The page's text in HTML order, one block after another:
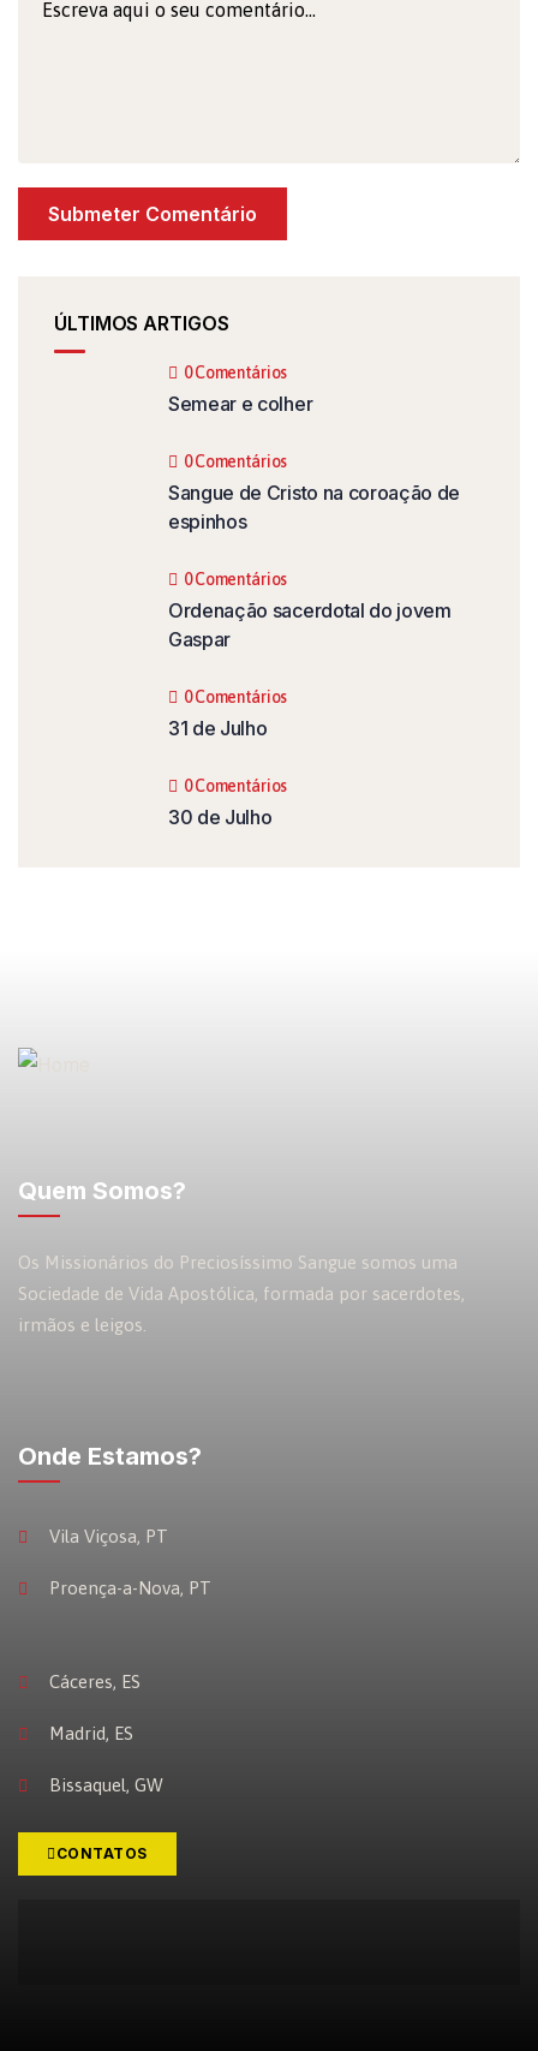
ÚLTIMOS ARTIGOS
0 Comentários
Semear e colher
0 Comentários
Sangue de Cristo na coroação de
espinhos
0 Comentários
Ordenação sacerdotal do jovem
Gaspar
0 Comentários
31 de Julho
0 Comentários
30 de Julho
Quem Somos?
Os Missionários do Preciosíssimo Sangue somos uma
Sociedade de Vida Apostólica, formada por sacerdotes,
irmãos e leigos.
Onde Estamos?
Vila Viçosa, PT
Proença-a-Nova, PT
Cáceres, ES
Madrid, ES
Bissaquel, GW
CONTATOS